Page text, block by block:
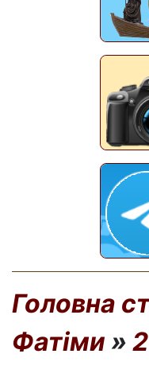
Головна
Фатіми »